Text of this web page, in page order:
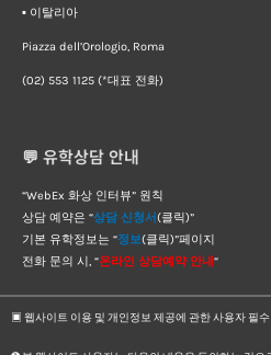
▪︎ 이탈리아
Piazza dell’Orologio, Roma
(02) 553 1125 (*대표 전화)
💬 유학상담 안내
“WebEx 화상 인터뷰” 원칙
상담 예약은 “상담 신청서(클릭)”
기본 유학정보는 “정보(클릭)”페이지
전화 문의 시, “온라인 상담예약 안내“
▣ 웹사이트 이용 및 개인정보 제공에 관한 사용자 필